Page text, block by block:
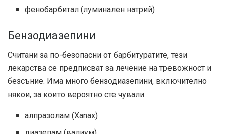
фенобарбитал (луминален натрий)
Бензодиазепини
Считани за по-безопасни от барбитуратите, тези
лекарства се предписват за лечение на тревожност и
безсъние. Има много бензодиазепини, включително
някои, за които вероятно сте чували:
алпразолам (Xanax)